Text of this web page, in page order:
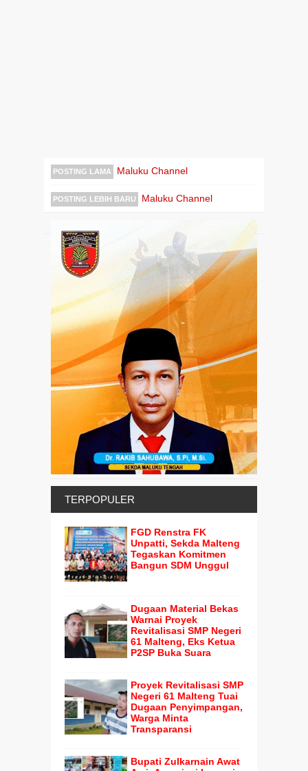
POSTING LAMA Maluku Channel
POSTING LEBIH BARU Maluku Channel
TERPOPULER
FGD Renstra FK
Unpatti, Sekda Malteng
Tegaskan Komitmen
Bangun SDM Unggul
Dugaan Material Bekas
Warnai Proyek
Revitalisasi SMP Negeri
61 Malteng, Eks Ketua
P2SP Buka Suara
Proyek Revitalisasi SMP
Negeri 61 Malteng Tuai
Dugaan Penyimpangan,
Warga Minta
Transparansi
Bupati Zulkarnain Awat